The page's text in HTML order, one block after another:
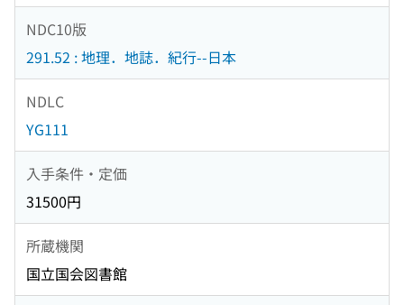
NDC10版
291.52 : 地理．地誌．紀行--日本
NDLC
YG111
入手条件・定価
31500円
所蔵機関
国立国会図書館